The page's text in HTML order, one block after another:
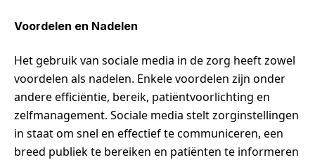
Voordelen en Nadelen
Het gebruik van sociale media in de zorg heeft zowel
voordelen als nadelen. Enkele voordelen zijn onder
andere efficiëntie, bereik, patiëntvoorlichting en
zelfmanagement. Sociale media stelt zorginstellingen
in staat om snel en effectief te communiceren, een
breed publiek te bereiken en patiënten te informeren